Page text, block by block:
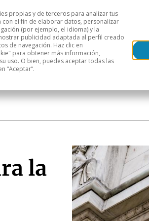
Áreas geográficas
propias y de terceros para analizar tus
con el fin de elaborar datos, personalizar
(por ejemplo, el idioma) y la
publicidad adaptada al perfil creado
de navegación. Haz clic en
para obtener más información,
uso. O bien, puedes aceptar todas las
“Aceptar”.
la